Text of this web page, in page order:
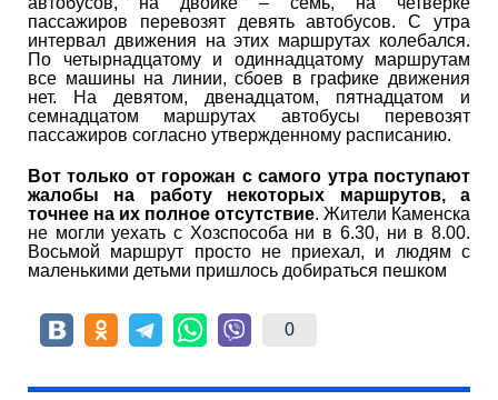
пассажиров перевозят девять автобусов. С утра
интервал движения на этих маршрутах колебался.
По четырнадцатому и одиннадцатому маршрутам
все машины на линии, сбоев в графике движения
нет. На девятом, двенадцатом, пятнадцатом и
семнадцатом маршрутах автобусы перевозят
пассажиров согласно утвержденному расписанию.
Вот только от горожан с самого утра поступают
жалобы на работу некоторых маршрутов, а
точнее на их полное отсутствие. Жители Каменска
не могли уехать с Хозспособа ни в 6.30, ни в 8.00.
Восьмой маршрут просто не приехал, и людям с
маленькими детьми пришлось добираться пешком
0